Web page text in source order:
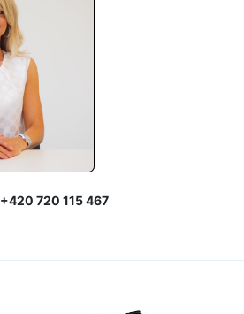
+420 720 115 467